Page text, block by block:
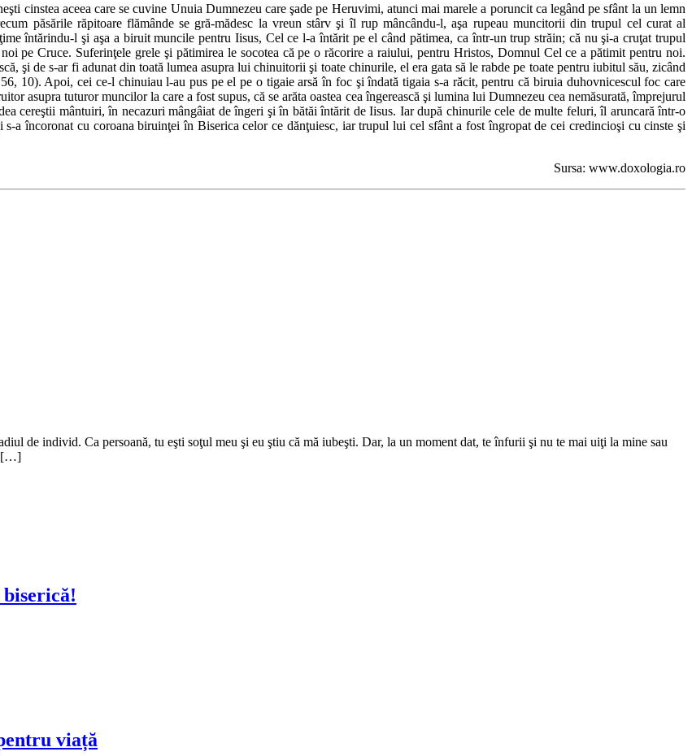
cinstea aceea care se cuvine Unuia Dumnezeu care şade pe Heruvimi, atunci mai marele a poruncit ca legând pe sfânt la un lemn
păsările răpitoare flămânde se gră-mădesc la vreun stârv şi îl rup mâncându-l, aşa rupeau muncitorii din trupul cel curat al
întărindu-l şi aşa a biruit muncile pentru Iisus, Cel ce l-a întărit pe el când pătimea, ca într-un trup străin; că nu şi-a cruţat trupul
pe Cruce. Suferinţele grele şi pătimirea le socotea că pe o răcorire a raiului, pentru Hristos, Domnul Cel ce a pătimit pentru noi.
şi de s-ar fi adunat din toată lumea asupra lui chinuitorii şi toate chinurile, el era gata să le rabde pe toate pentru iubitul său, zicând
10). Apoi, cei ce-l chinuiau l-au pus pe el pe o tigaie arsă în foc şi îndată tigaia s-a răcit, pentru că biruia duhovnicescul foc care
asupra tuturor muncilor la care a fost supus, că se arăta oastea cea îngerească şi lumina lui Dumnezeu cea nemăsurată, împrejurul
cereştii mântuiri, în necazuri mângâiat de îngeri şi în bătăi întărit de Iisus. Iar după chinurile cele de multe feluri, îl aruncară într-o
a încoronat cu coroana biruinţei în Biserica celor ce dănţuiesc, iar trupul lui cel sfânt a fost îngropat de cei credincioşi cu cinste şi
Sursa: www.doxologia.ro
de individ. Ca persoană, tu eşti soţul meu şi eu ştiu că mă iubeşti. Dar, la un moment dat, te înfurii şi nu te mai uiţi la mine sau
[…]
viață